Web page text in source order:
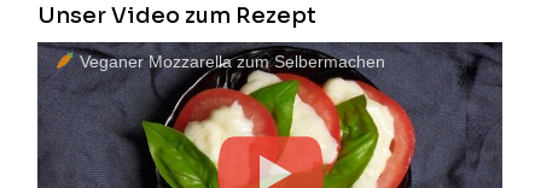
Unser Video zum Rezept
Veganer Mozzarella zum Selbermachen